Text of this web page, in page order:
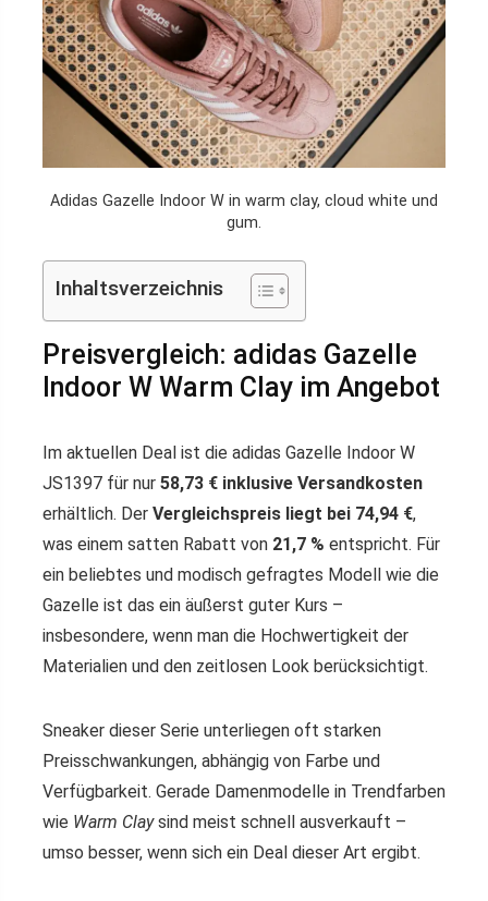
Adidas Gazelle Indoor W in warm clay, cloud white und
gum.
Inhaltsverzeichnis
Preisvergleich: adidas Gazelle
Indoor W Warm Clay im Angebot
Im aktuellen Deal ist die adidas Gazelle Indoor W
JS1397 für nur 58,73 € inklusive Versandkosten
erhältlich. Der Vergleichspreis liegt bei 74,94 €,
was einem satten Rabatt von 21,7 % entspricht. Für
ein beliebtes und modisch gefragtes Modell wie die
Gazelle ist das ein äußerst guter Kurs –
insbesondere, wenn man die Hochwertigkeit der
Materialien und den zeitlosen Look berücksichtigt.
Sneaker dieser Serie unterliegen oft starken
Preisschwankungen, abhängig von Farbe und
Verfügbarkeit. Gerade Damenmodelle in Trendfarben
wie Warm Claysind meist schnell ausverkauft –
umso besser, wenn sich ein Deal dieser Art ergibt.